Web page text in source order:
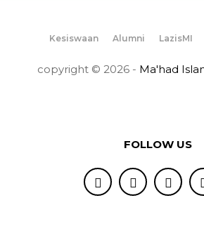
Kesiswaan Alumni LazisMI
copyright © 2026 - Ma'had
FOLLOW US